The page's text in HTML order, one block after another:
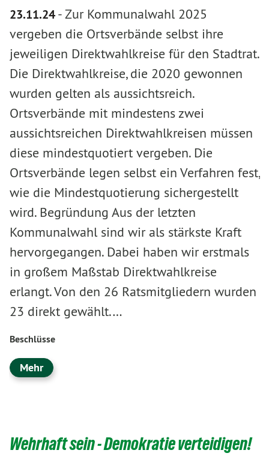
23.11.24-Zur Kommunalwahl 2025
vergeben die Ortsverbände selbst ihre
jeweiligen Direktwahlkreise für den Stadtrat.
Die Direktwahlkreise, die 2020 gewonnen
wurden gelten als aussichtsreich.
Ortsverbände mit mindestens zwei
aussichtsreichen Direktwahlkreisen müssen
diese mindestquotiert vergeben. Die
Ortsverbände legen selbst ein Verfahren fest,
wie die Mindestquotierung sichergestellt
wird. Begründung Aus der letzten
Kommunalwahl sind wir als stärkste Kraft
hervorgegangen. Dabei haben wir erstmals
in großem Maßstab Direktwahlkreise
erlangt. Von den 26 Ratsmitgliedern wurden
23 direkt gewählt.…
Beschlüsse
Mehr
Wehrhaft sein - Demokratie verteidigen!